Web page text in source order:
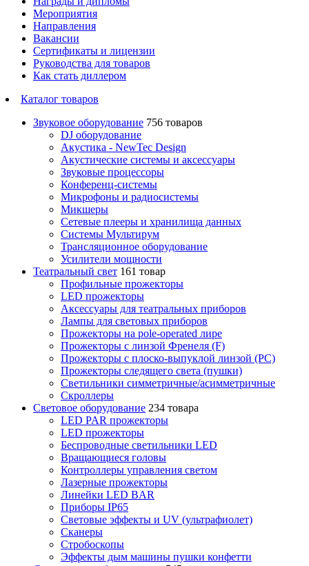
Мероприятия
Направления
Вакансии
Сертификаты и лицензии
Руководства для товаров
Как стать диллером
Каталог товаров
Звуковое оборудование 756 товаров
DJ оборудование
Акустика - NewTec Design
Акустические системы и аксессуары
Звуковые процессоры
Конференц-системы
Микрофоны и радиосистемы
Микшеры
Сетевые плееры и хранилища данных
Системы Мультирум
Трансляционное оборудование
Усилители мощности
Театральный свет 161 товар
Профильные прожекторы
LED прожекторы
Аксессуары для театральных приборов
Лампы для световых приборов
Прожекторы на pole-operated лире
Прожекторы с линзой Френеля (F)
Прожекторы с плоско-выпуклой линзой (PC)
Прожекторы следящего света (пушки)
Светильники симметричные/асимметричные
Скроллеры
Световое оборудование 234 товара
LED PAR прожекторы
LED прожекторы
Беспроводные светильники LED
Вращающиеся головы
Контроллеры управления светом
Лазерные прожекторы
Линейки LED BAR
Приборы IP65
Световые эффекты и UV (ультрафиолет)
Сканеры
Стробоскопы
Эффекты дым машины пушки конфетти